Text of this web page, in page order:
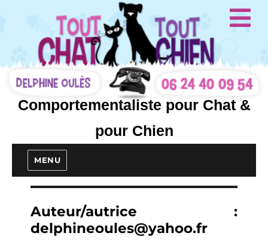
Comportementaliste pour Chat &
pour Chien
MENU
Auteur/autrice :
delphineoules@yahoo.fr